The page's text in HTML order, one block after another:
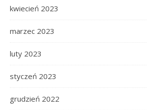
kwiecień 2023
marzec 2023
luty 2023
styczeń 2023
grudzień 2022